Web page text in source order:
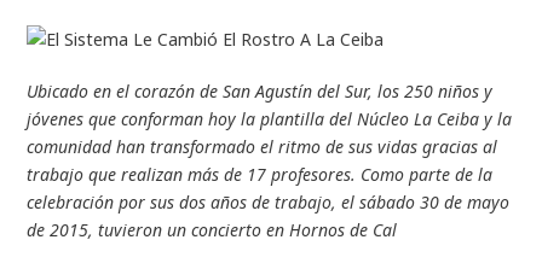
Ubicado en el corazón de San Agustín del Sur, los 250 niños y
jóvenes que conforman hoy la plantilla del Núcleo La Ceiba y la
comunidad han transformado el ritmo de sus vidas gracias al
trabajo que realizan más de 17 profesores. Como parte de la
celebración por sus dos años de trabajo, el sábado 30 de mayo
de 2015, tuvieron un concierto en Hornos de Cal